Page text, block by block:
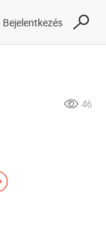
Bejelentkezés
46